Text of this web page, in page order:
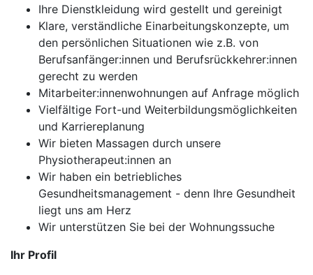
Ihre Dienstkleidung wird gestellt und gereinigt
Klare, verständliche Einarbeitungskonzepte, um
den persönlichen Situationen wie z.B. von
Berufsanfänger:innen und Berufsrückkehrer:innen
gerecht zu werden
Mitarbeiter:innenwohnungen auf Anfrage möglich
Vielfältige Fort-und Weiterbildungsmöglichkeiten
und Karriereplanung
Wir bieten Massagen durch unsere
Physiotherapeut:innen an
Wir haben ein betriebliches
Gesundheitsmanagement - denn Ihre Gesundheit
liegt uns am Herz
Wir unterstützen Sie bei der Wohnungssuche
Ihr Profil